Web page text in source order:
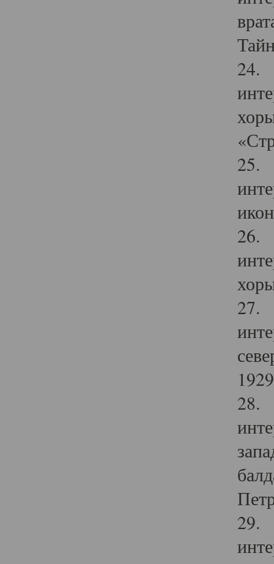
24.
25.
26.
27.
28.
29.